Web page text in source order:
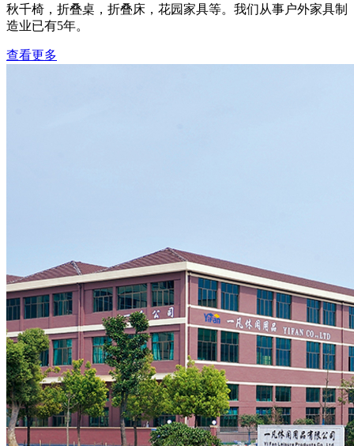
秋千椅，折叠桌，折叠床，花园家具等。我们从事户外家具制
造业已有5年。
查看更多